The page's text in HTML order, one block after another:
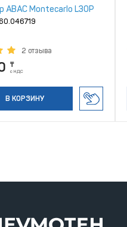
ABAC Montecarlo L30P
2 отзыва
₸
с НДС
В КОРЗИНУ